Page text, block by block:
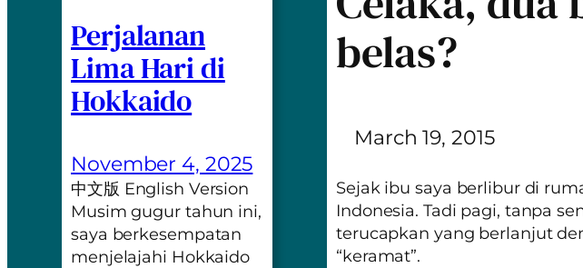
Perjalanan
Lima Hari di
Hokkaido
November 4, 2025
中文版 English Version
Musim gugur tahun ini,
saya berkesempatan
menjelajahi Hokkaido
belas?
March 19, 2015
Sejak ibu saya berlibur di
Indonesia. Tadi pagi, tanpa
terucapkan yang berlanjut
“keramat”.